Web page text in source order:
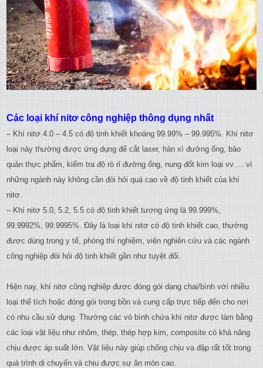
Các loại khí nitơ công nghiệp thông dụng nhất
– Khí nitơ 4.0 – 4.5 có độ tinh khiết khoảng 99.99% – 99.995%. Khí nitơ
loại này thường được ứng dụng để cắt laser, hàn xì đường ống, bảo
quản thực phẩm, kiểm tra độ rò rỉ đường ống, nung đốt kim loại vv…. vì
những ngành này không cần đòi hỏi quá cao về độ tinh khiết của khí
nitơ.
– Khí nitơ 5.0, 5.2, 5.5 có độ tinh khiết tương ứng là 99.999%,
99.9992%, 99.9995%. Đây là loại khí nitơ có độ tinh khiết cao, thường
được dùng trong y tế, phòng thí nghiệm, viện nghiên cứu và các ngành
công nghiệp đòi hỏi độ tinh khiết gần như tuyệt đối.
Hiện nay, khí nitơ công nghiệp được đóng gói dạng chai/bình với nhiều
loại thể tích hoặc đóng gói trong bồn và cung cấp trực tiếp đến cho nơi
có nhu cầu sử dụng. Thường các vỏ bình chứa khí nitơ được làm bằng
các loại vật liệu như nhôm, thép, thép hợp kim, composite có khả năng
chịu được áp suất lớn. Vật liệu này giúp chống chịu va đập rất tốt trong
quá trình di chuyển và chịu được sự ăn mòn cao.